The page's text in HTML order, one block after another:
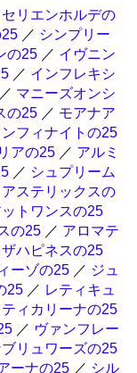
セリエンホルデの
／ シンプリー
の25 ／ イヴニン
／ インフレキシ
／ マニーズオンシ
の25 ／ モアナア
ンフィナイトの25
アの25 ／ アルミ
／ シュプリーム
アステリックスの
トワンスの25
の25 ／ アロマテ
ザハピネスの25
ーゾの25 ／ ジュ
25 ／ レティキュ
ィカリーナの25
／ ヴァンフレー
ブリュワーズの25
ーナの25 ／ シル